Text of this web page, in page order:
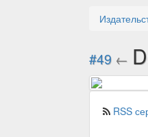
#49 ←
RSS